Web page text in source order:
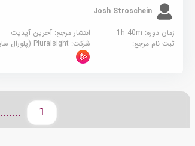
زمان دوره: 1h 40m
انتشار مرجع: آخرین آپدیت
ثبت نام مرجع:
شرکت: Pluralsight (پلورال سایت)
1
.......